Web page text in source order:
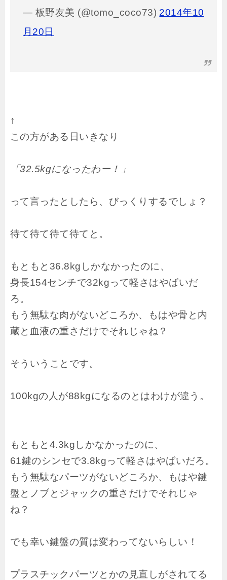
— 板野友美 (@tomo_coco73) 2014年10
月20日
↑
この方がある日いきなり
「32.5kgになったわー！」
って言ったとしたら、びっくりするでしょ？
待て待て待て待てと。
もともと36.8kgしかなかったのに、
身長154センチで32kgって軽さはやばいだ
ろ。
もう無駄な肉がないどころか、もはや骨と内
蔵と血液の重さだけでそれじゃね？
そういうことです。
100kgの人が88kgになるのとはわけが違う。
もともと4.3kgしかなかったのに、
61鍵のシンセで3.8kgって軽さはやばいだろ。
もう無駄なパーツがないどころか、もはや鍵
盤とノブとジャックの重さだけでそれじゃ
ね？
でも幸い鍵盤の質は変わってないらしい！
プラスチックパーツとかの見直しがされてる